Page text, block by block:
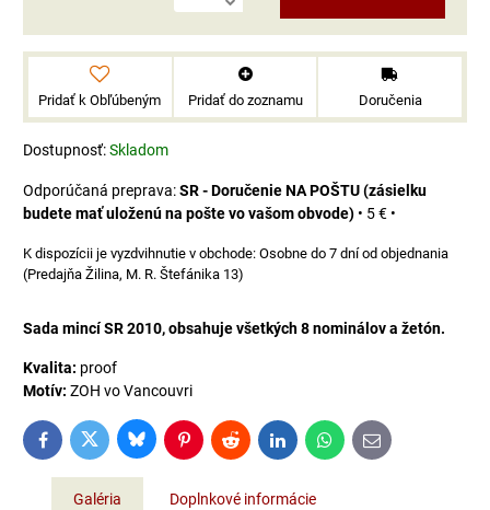
Pridať k Obľúbeným Pridať do zoznamu Doručenia
Dostupnosť:Skladom
SR - Doručenie NA POŠTU (zásielku
budete mať uloženú na pošte vo vašom obvode) • 5 € •
Osobne do 7 dní od objednania
(Predajňa Žilina, M. R. Štefánika 13)
Sada mincí SR 2010, obsahuje všetkých 8 nominálov a žetón.
Kvalita: proof
Motív: ZOH vo Vancouvri
FacebookTwitter BlueskyPinterestReddit LinkedInWhatsApp
E-
mail
Galéria Doplnkové informácie